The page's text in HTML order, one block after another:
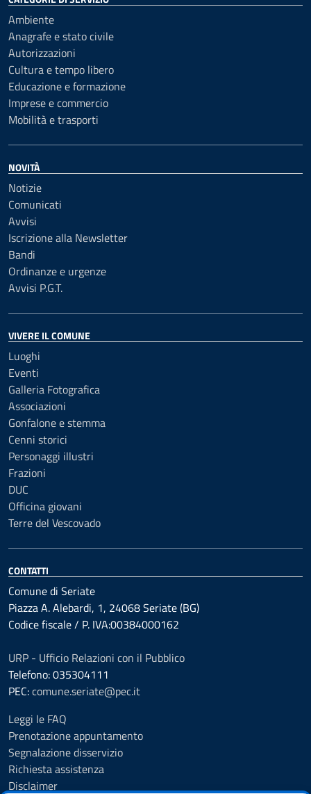
Ambiente
Anagrafe e stato civile
Autorizzazioni
Cultura e tempo libero
Educazione e formazione
Imprese e commercio
Mobilità e trasporti
NOVITÀ
Notizie
Comunicati
Avvisi
Iscrizione alla Newsletter
Bandi
Ordinanze e urgenze
Avvisi P.G.T.
VIVERE IL COMUNE
Luoghi
Eventi
Galleria Fotografica
Associazioni
Gonfalone e stemma
Cenni storici
Personaggi illustri
Frazioni
DUC
Officina giovani
Terre del Vescovado
CONTATTI
Comune di Seriate
Piazza A. Alebardi, 1, 24068 Seriate (BG)
Codice fiscale / P. IVA:00384000162
URP - Ufficio Relazioni con il Pubblico
Telefono: 035304111
PEC:comune.seriate@pec.it
Leggi le FAQ
Prenotazione appuntamento
Segnalazione disservizio
Richiesta assistenza
Disclaimer